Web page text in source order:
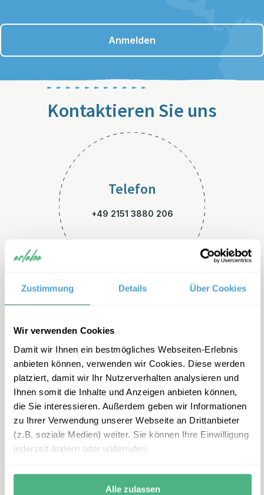
Zustimmung Details Über Cookies
Wir verwenden Cookies
Damit wir Ihnen ein bestmögliches Webseiten-Erlebnis
anbieten können, verwenden wir Cookies. Diese werden
platziert, damit wir Ihr Nutzerverhalten analysieren und
Ihnen somit die Inhalte und Anzeigen anbieten können,
die Sie interessieren. Außerdem geben wir Informationen
zu Ihrer Verwendung unserer Webseite an Drittanbieter
(z.B. soziale Medien) weiter. Sie können Ihre Einwilligung
jederzeit ändern oder widerrufen.
Alle zulassen
Anmelden
Kontaktieren Sie uns
Telefon
+49 2151 3880 206
E-Mail
suedafrika-familienreisen@er
lebe.de
Montag – Freitag: